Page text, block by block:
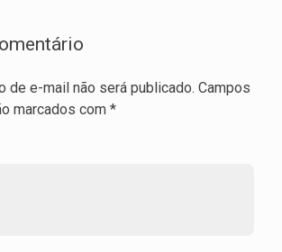
de e-mail não será publicado. Campos
marcados com*